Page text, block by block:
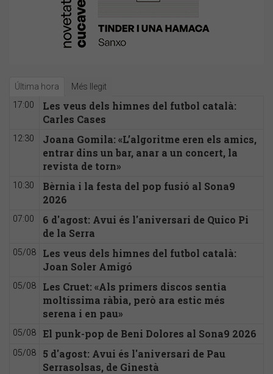
Última hora Més llegit
17:00
Les veus dels himnes del futbol català:
Carles Cases
12:30
Joana Gomila: «L’algoritme eren els amics,
entrar dins un bar, anar a un concert, la
revista de torn»
10:30
Bèrnia i la festa del pop fusió al Sona9
2026
07:00
6 d'agost: Avui és l'aniversari de Quico Pi
de la Serra
05/08
Les veus dels himnes del futbol català:
Joan Soler Amigó
05/08
Les Cruet: «Als primers discos sentia
moltíssima ràbia, però ara estic més
serena i en pau»
05/08 El punk-pop de Beni Dolores al Sona9 2026
05/08
5 d'agost: Avui és l'aniversari de Pau
Serrasolsas, de Ginestà